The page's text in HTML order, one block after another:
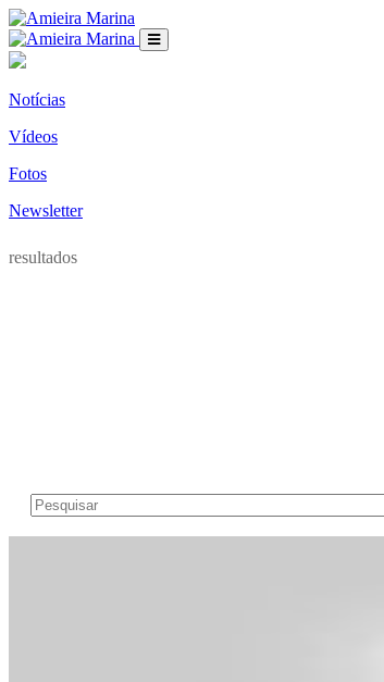
Notícias
Vídeos
Fotos
Newsletter
resultados